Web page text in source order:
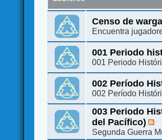
Censo de
Encuentra
001 Periodo
001 Periodo
002 Período
002 Período
003 Periodo
del Pacífico)
Segunda Guerra